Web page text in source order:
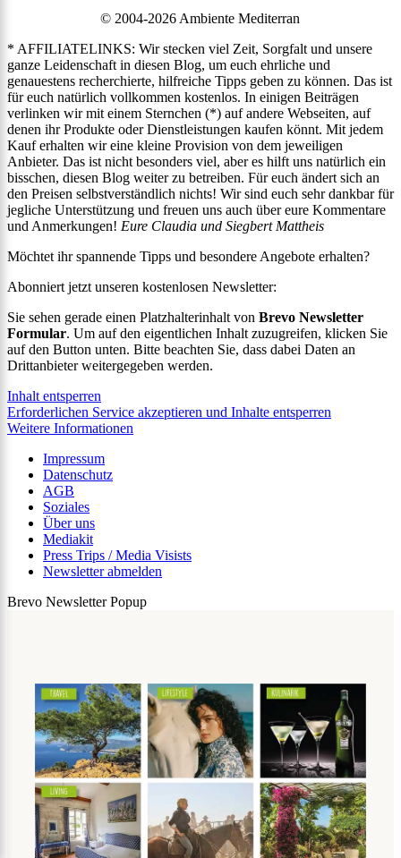
© 2004-2026 Ambiente Mediterran
* AFFILIATELINKS: Wir stecken viel Zeit, Sorgfalt und unsere
ganze Leidenschaft in diesen Blog, um euch ehrliche und
genauestens recherchierte, hilfreiche Tipps geben zu können. Das ist
für euch natürlich vollkommen kostenlos. In einigen Beiträgen
verlinken wir mit einem Sternchen (*) auf andere Webseiten, auf
denen ihr Produkte oder Dienstleistungen kaufen könnt. Mit jedem
Kauf erhalten wir eine kleine Provision von dem jeweiligen
Anbieter. Das ist nicht besonders viel, aber es hilft uns natürlich ein
bisschen, diesen Blog weiter zu betreiben. Für euch ändert sich an
den Preisen selbstverständlich nichts! Wir sind euch sehr dankbar für
jegliche Unterstützung und freuen uns auch über eure Kommentare
und Anmerkungen! Eure Claudia und Siegbert Mattheis
Möchtet ihr spannende Tipps und besondere Angebote erhalten?
Abonniert jetzt unseren kostenlosen Newsletter:
Sie sehen gerade einen Platzhalterinhalt von Brevo Newsletter
Formular. Um auf den eigentlichen Inhalt zuzugreifen, klicken Sie
auf den Button unten. Bitte beachten Sie, dass dabei Daten an
Drittanbieter weitergegeben werden.
Inhalt entsperren
Erforderlichen Service akzeptieren und Inhalte entsperren
Weitere Informationen
Impressum
Datenschutz
AGB
Soziales
Über uns
Mediakit
Press Trips / Media Visists
Newsletter abmelden
Brevo Newsletter Popup